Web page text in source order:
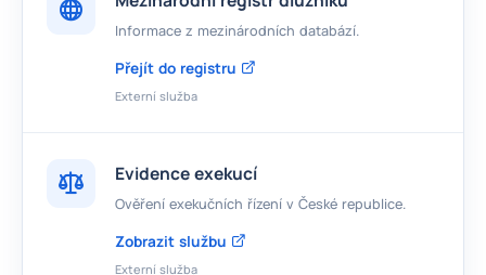
Informace z mezinárodních databází.
Přejít do registru
Externí služba
Evidence exekucí
Ověření exekučních řízení v České republice.
Zobrazit službu
Externí služba